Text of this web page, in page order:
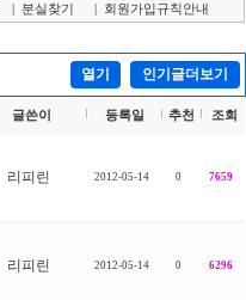
| 분실찾기 | 회원가입규칙안내
열기 인기글더보기
글쓴이 등록일 추천 조회
리피린 2012-05-14 0 7659
리피린 2012-05-14 0 6296